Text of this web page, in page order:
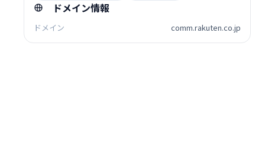
ドメイン情報
ドメイン comm.rakuten.co.jp